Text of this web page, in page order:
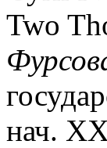
Two
нач.